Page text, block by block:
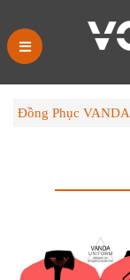
Đồng Phục VANDA